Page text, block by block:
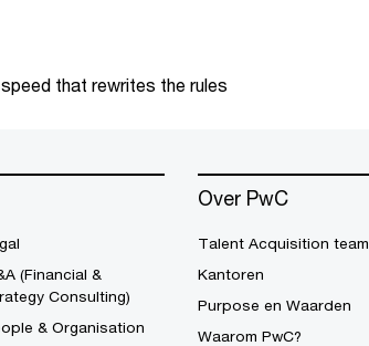
that rewrites the rules
(Financial &
Consulting)
& Organisation
Over PwC
Talent Acquisition team
Kantoren
Purpose en Waarden
Waarom PwC?